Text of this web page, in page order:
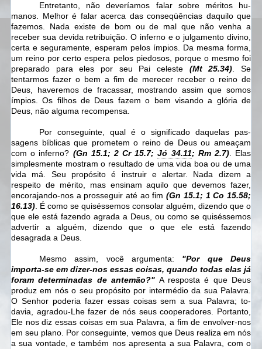
Entretanto, não deveríamos falar sobre méritos hu­
manos. Melhor é falar acerca das conseqüências daquilo que
fazemos. Nada existe de bom ou de mal que não venha a
receber sua devida retribuição. O inferno e o julgamento divino,
certa e seguramente, esperam pelos ímpios. Da mesma forma,
um reino por certo espera pelos piedosos, porque o mesmo foi
preparado para eles por seu Pai celeste (Mt 25.34). Se
tentarmos fazer o bem a fim de merecer receber o reino de
Deus, haveremos de fracassar, mostrando assim que somos
ímpios. Os filhos de Deus fazem o bem visando a glória de
Deus, não alguma recompensa.
Por conseguinte, qual é o significado daquelas pas­
sagens bíblicas que prometem o reino de Deus ou ameaçam
com o inferno? (Gn 15.1; 2 Cr 15.7;Jó 34.11; Rm 2.7). Elas
simplesmente mostram o resultado de uma vida boa ou de uma
vida má. Seu propósito é instruir e alertar. Nada dizem a
respeito de mérito, mas ensinam aquilo que devemos fazer,
encorajando-nos a prosseguir até ao fim(Gn 15.1; 1 Co 15.58;
16.13). É como se quiséssemos consolar alguém, dizendo que o
que ele está fazendo agrada a Deus, ou como se quiséssemos
advertir a alguém, dizendo que o que ele está fazendo
desagrada a Deus.
Mesmo assim, você argumenta: "Por que Deus
importa-se em dizer-nos essas coisas, quando todas elas já
foram determinadas de antemão?" A resposta é que Deus
produz em nós o seu propósito por intermédio da sua Palavra.
O Senhor poderia fazer essas coisas sem a sua Palavra; to­
davia, agradou-Lhe fazer de nós seus cooperadores. Portanto,
Ele nos diz essas coisas em sua Palavra, a fim de envolver-nos
em seu plano. Por conseguinte, vemos que Deus realiza em nós
a sua vontade, e também nos apresenta a sua Palavra, com o